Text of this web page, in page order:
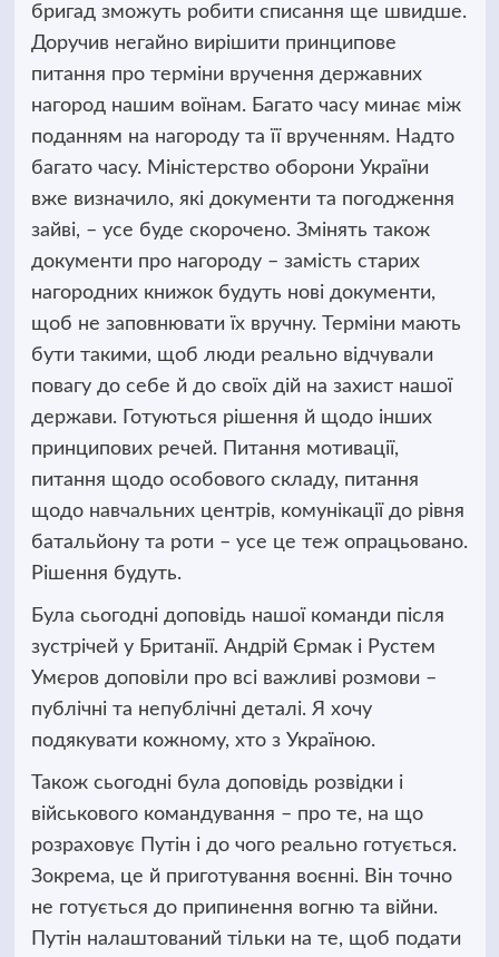
бригад зможуть робити списання ще швидше.
Доручив негайно вирішити принципове
питання про терміни вручення державних
нагород нашим воїнам. Багато часу минає між
поданням на нагороду та її врученням. Надто
багато часу. Міністерство оборони України
вже визначило, які документи та погодження
зайві, – усе буде скорочено. Змінять також
документи про нагороду – замість старих
нагородних книжок будуть нові документи,
щоб не заповнювати їх вручну. Терміни мають
бути такими, щоб люди реально відчували
повагу до себе й до своїх дій на захист нашої
держави. Готуються рішення й щодо інших
принципових речей. Питання мотивації,
питання щодо особового складу, питання
щодо навчальних центрів, комунікації до рівня
батальйону та роти – усе це теж опрацьовано.
Рішення будуть.
Була сьогодні доповідь нашої команди після
зустрічей у Британії. Андрій Єрмак і Рустем
Умєров доповіли про всі важливі розмови –
публічні та непублічні деталі. Я хочу
подякувати кожному, хто з Україною.
Також сьогодні була доповідь розвідки і
військового командування – про те, на що
розраховує Путін і до чого реально готується.
Зокрема, це й приготування воєнні. Він точно
не готується до припинення вогню та війни.
Путін налаштований тільки на те, щоб подати